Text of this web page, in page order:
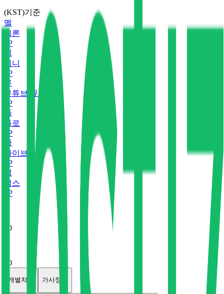
(KST)기준
멜
멜론
P
지니
P
유
유튜브 뮤직
P
플
플로
P
바
바이브
P
벅
벅스
P
0
0
개별차트 가사정보